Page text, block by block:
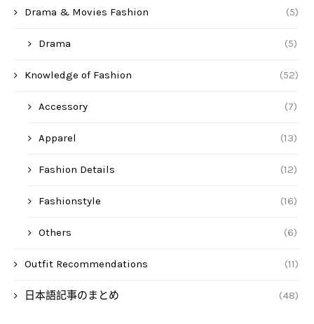
Drama & Movies Fashion (5)
Drama (5)
Knowledge of Fashion (52)
Accessory (7)
Apparel (13)
Fashion Details (12)
Fashionstyle (16)
Others (6)
Outfit Recommendations (11)
日本語記事のまとめ (48)